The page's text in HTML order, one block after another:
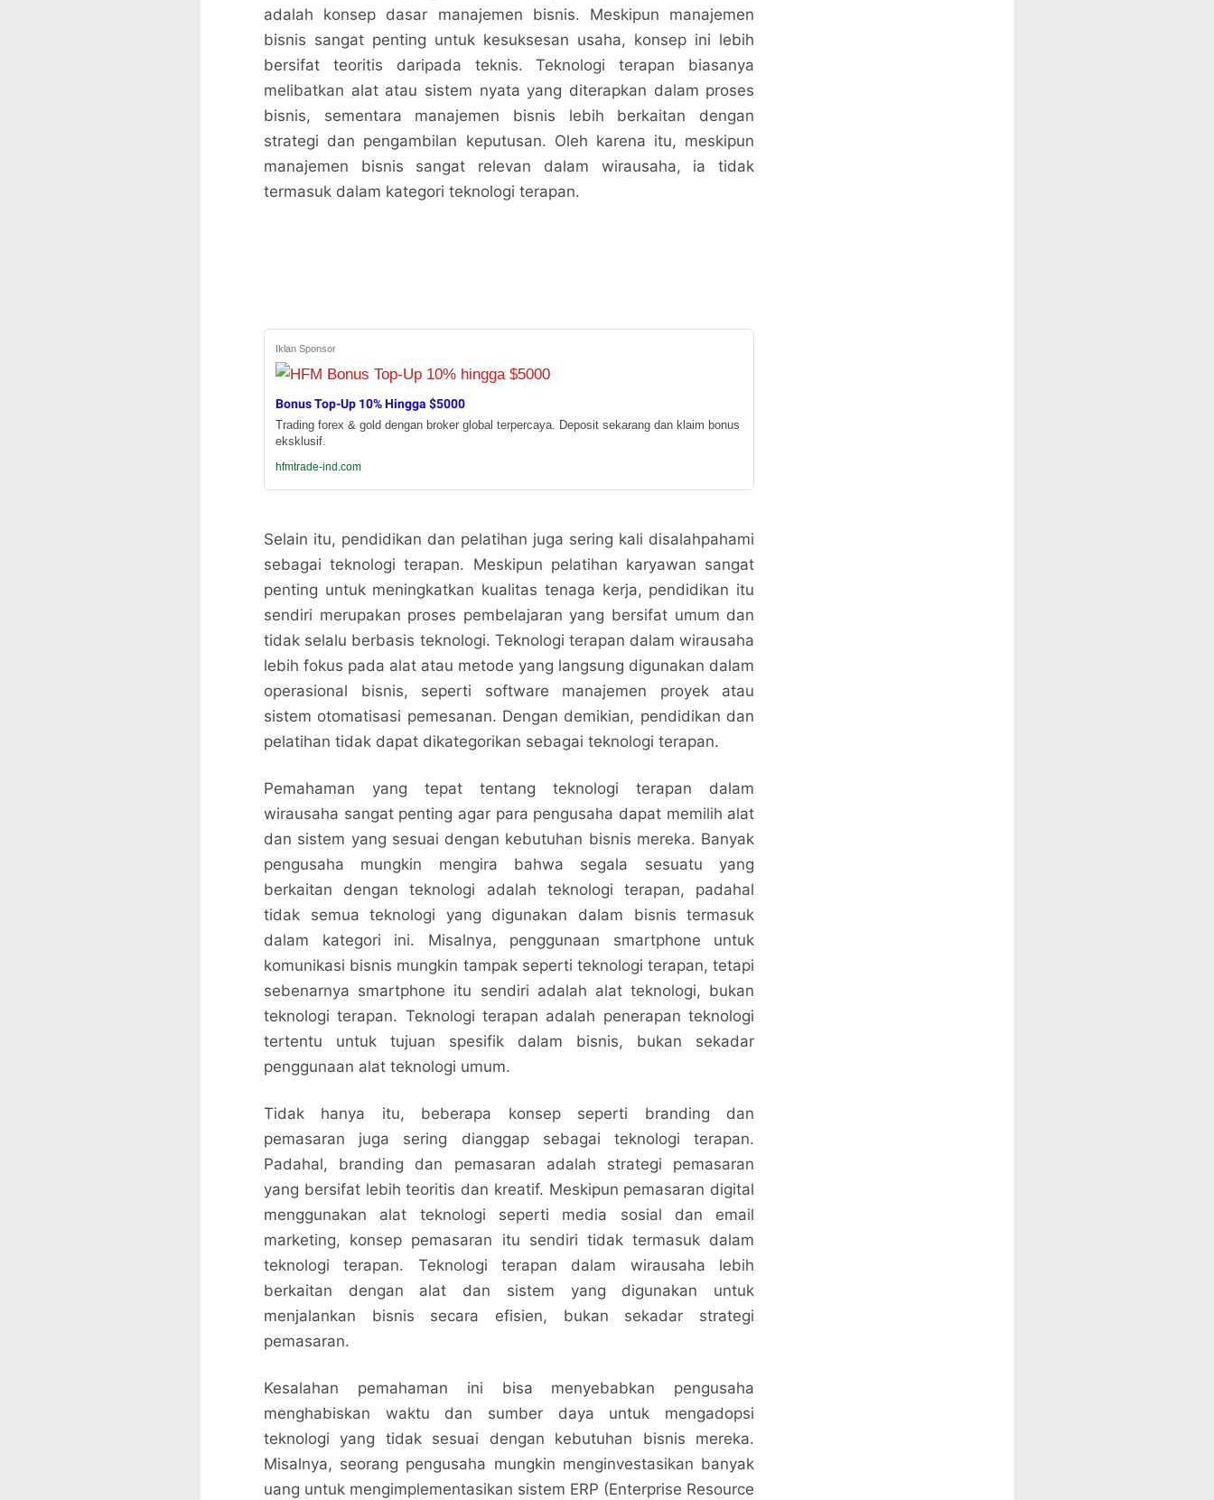
Berikut Ini Yang Bukan Teknologi Terapan Dalam
Wirausaha
Nalarrakyat.com - Media Kritis
adalah konsep dasar manajemen bisnis. Meskipun manajemen
bisnis sangat penting untuk kesuksesan usaha, konsep ini lebih
bersifat teoritis daripada teknis. Teknologi terapan biasanya
melibatkan alat atau sistem nyata yang diterapkan dalam proses
bisnis, sementara manajemen bisnis lebih berkaitan dengan
strategi dan pengambilan keputusan. Oleh karena itu, meskipun
manajemen bisnis sangat relevan dalam wirausaha, ia tidak
termasuk dalam kategori teknologi terapan.
Iklan Sponsor
Bonus Top-Up 10% Hingga $5000
Trading forex & gold dengan broker global terpercaya. Deposit sekarang dan klaim bonus
eksklusif.
hfmtrade-ind.com
Selain itu, pendidikan dan pelatihan juga sering kali disalahpahami
sebagai teknologi terapan. Meskipun pelatihan karyawan sangat
penting untuk meningkatkan kualitas tenaga kerja, pendidikan itu
sendiri merupakan proses pembelajaran yang bersifat umum dan
tidak selalu berbasis teknologi. Teknologi terapan dalam wirausaha
lebih fokus pada alat atau metode yang langsung digunakan dalam
operasional bisnis, seperti software manajemen proyek atau
sistem otomatisasi pemesanan. Dengan demikian, pendidikan dan
pelatihan tidak dapat dikategorikan sebagai teknologi terapan.
Pemahaman yang tepat tentang teknologi terapan dalam
wirausaha sangat penting agar para pengusaha dapat memilih alat
dan sistem yang sesuai dengan kebutuhan bisnis mereka. Banyak
pengusaha mungkin mengira bahwa segala sesuatu yang
berkaitan dengan teknologi adalah teknologi terapan, padahal
tidak semua teknologi yang digunakan dalam bisnis termasuk
dalam kategori ini. Misalnya, penggunaan smartphone untuk
komunikasi bisnis mungkin tampak seperti teknologi terapan, tetapi
sebenarnya smartphone itu sendiri adalah alat teknologi, bukan
teknologi terapan. Teknologi terapan adalah penerapan teknologi
tertentu untuk tujuan spesifik dalam bisnis, bukan sekadar
penggunaan alat teknologi umum.
Tidak hanya itu, beberapa konsep seperti branding dan
pemasaran juga sering dianggap sebagai teknologi terapan.
Padahal, branding dan pemasaran adalah strategi pemasaran
yang bersifat lebih teoritis dan kreatif. Meskipun pemasaran digital
menggunakan alat teknologi seperti media sosial dan email
marketing, konsep pemasaran itu sendiri tidak termasuk dalam
teknologi terapan. Teknologi terapan dalam wirausaha lebih
berkaitan dengan alat dan sistem yang digunakan untuk
menjalankan bisnis secara efisien, bukan sekadar strategi
pemasaran.
Kesalahan pemahaman ini bisa menyebabkan pengusaha
menghabiskan waktu dan sumber daya untuk mengadopsi
teknologi yang tidak sesuai dengan kebutuhan bisnis mereka.
Misalnya, seorang pengusaha mungkin menginvestasikan banyak
uang untuk mengimplementasikan sistem ERP (Enterprise Resource
Berikut Ini Yang Bukan Teknologi Terapan Dalam
Wirausaha
Nalarrakyat.com - Media Kritis